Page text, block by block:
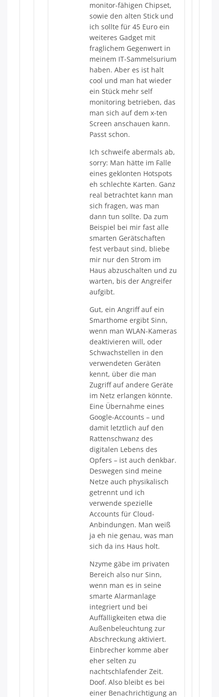
monitor-fähigen Chipset,
sowie den alten Stick und
ich sollte für 45 Euro ein
weiteres Gadget mit
fraglichem Gegenwert in
meinem IT-Sammelsurium
haben. Aber es ist halt
cool und man hat wieder
ein Stück mehr self
monitoring betrieben, das
man sich auf dem x-ten
Screen anschauen kann.
Passt schon.
Ich schweife abermals ab,
sorry: Man hätte im Falle
eines geklonten Hotspots
eh schlechte Karten. Ganz
real betrachtet kann man
sich fragen, was man
dann tun sollte. Da zum
Beispiel bei mir fast alle
smarten Gerätschaften
fest verbaut sind, bliebe
mir nur den Strom im
Haus abzuschalten und zu
warten, bis der Angreifer
aufgibt.
Gut, ein Angriff auf ein
Smarthome ergibt Sinn,
wenn man WLAN-Kameras
deaktivieren will, oder
Schwachstellen in den
verwendeten Geräten
kennt, über die man
Zugriff auf andere Geräte
im Netz erlangen könnte.
Eine Übernahme eines
Google-Accounts – und
damit letztlich auf den
Rattenschwanz des
digitalen Lebens des
Opfers – ist auch denkbar.
Deswegen sind meine
Netze auch physikalisch
getrennt und ich
verwende spezielle
Accounts für Cloud-
Anbindungen. Man weiß
ja eh nie genau, was man
sich da ins Haus holt.
Nzyme gäbe im privaten
Bereich also nur Sinn,
wenn man es in seine
smarte Alarmanlage
integriert und bei
Auffälligkeiten etwa die
Außenbeleuchtung zur
Abschreckung aktiviert.
Einbrecher komme aber
eher selten zu
nachtschlafender Zeit.
Doof. Also bleibt es bei
einer Benachrichtigung an